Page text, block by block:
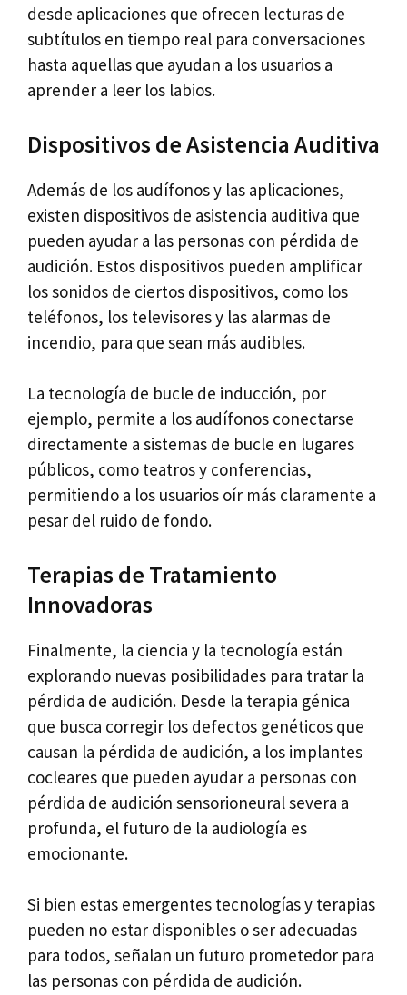
desde aplicaciones que ofrecen lecturas de
subtítulos en tiempo real para conversaciones
hasta aquellas que ayudan a los usuarios a
aprender a leer los labios.
Dispositivos de Asistencia Auditiva
Además de los audífonos y las aplicaciones,
existen dispositivos de asistencia auditiva que
pueden ayudar a las personas con pérdida de
audición. Estos dispositivos pueden amplificar
los sonidos de ciertos dispositivos, como los
teléfonos, los televisores y las alarmas de
incendio, para que sean más audibles.
La tecnología de bucle de inducción, por
ejemplo, permite a los audífonos conectarse
directamente a sistemas de bucle en lugares
públicos, como teatros y conferencias,
permitiendo a los usuarios oír más claramente a
pesar del ruido de fondo.
Terapias de Tratamiento
Innovadoras
Finalmente, la ciencia y la tecnología están
explorando nuevas posibilidades para tratar la
pérdida de audición. Desde la terapia génica
que busca corregir los defectos genéticos que
causan la pérdida de audición, a los implantes
cocleares que pueden ayudar a personas con
pérdida de audición sensorioneural severa a
profunda, el futuro de la audiología es
emocionante.
Si bien estas emergentes tecnologías y terapias
pueden no estar disponibles o ser adecuadas
para todos, señalan un futuro prometedor para
las personas con pérdida de audición.